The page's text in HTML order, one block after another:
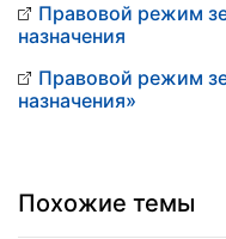
Правовой режим
назначения
Правовой режим
назначения»
Похожие темы